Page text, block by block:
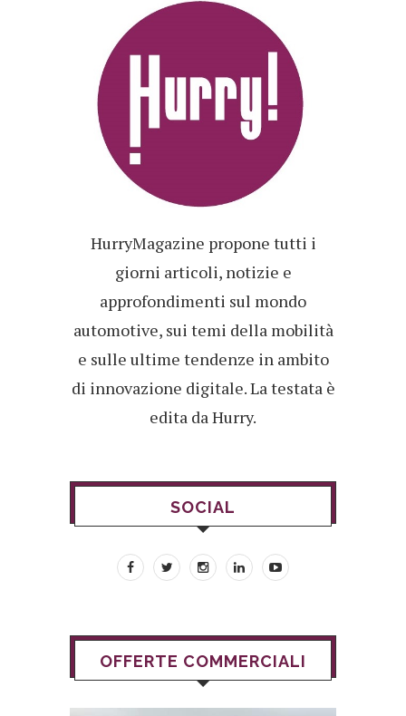
HurryMagazine propone tutti i
giorni articoli, notizie e
approfondimenti sul mondo
automotive, sui temi della mobilità
e sulle ultime tendenze in ambito
di innovazione digitale. La testata è
edita da Hurry.
SOCIAL
OFFERTE COMMERCIALI